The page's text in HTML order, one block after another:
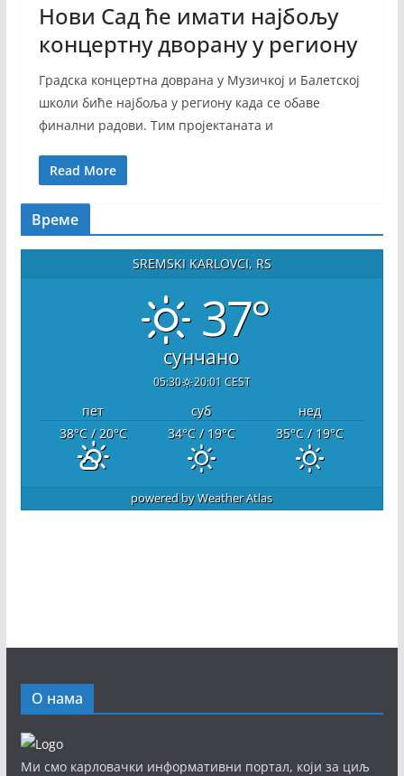
Нови Сад ће имати најбољу
концертну дворану у региону
Градска концертна доврана у Музичкој и Балетској
школи биће најбоља у региону када се обаве
финални радови. Тим пројектаната и
Read More
Време
SREMSKI KARLOVCI, RS
37°
сунчано
05:30 20:01 CEST
пет суб
нед
38°C/ 20°C 34°C/ 19°C 35°C/ 19°C
powered byWeather Atlas
О нама
Ми смо карловачки информативни портал, који за циљ